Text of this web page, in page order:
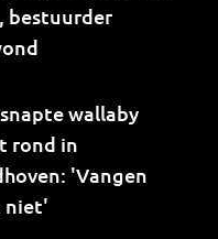
bestuurder
wallaby
rond in
'Vangen
niet'